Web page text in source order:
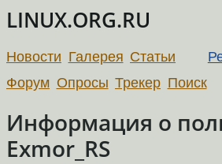
LINUX.ORG.RU
Новости Галерея Статьи
Форум Опросы Трекер Поиск
Информация о
Exmor_RS